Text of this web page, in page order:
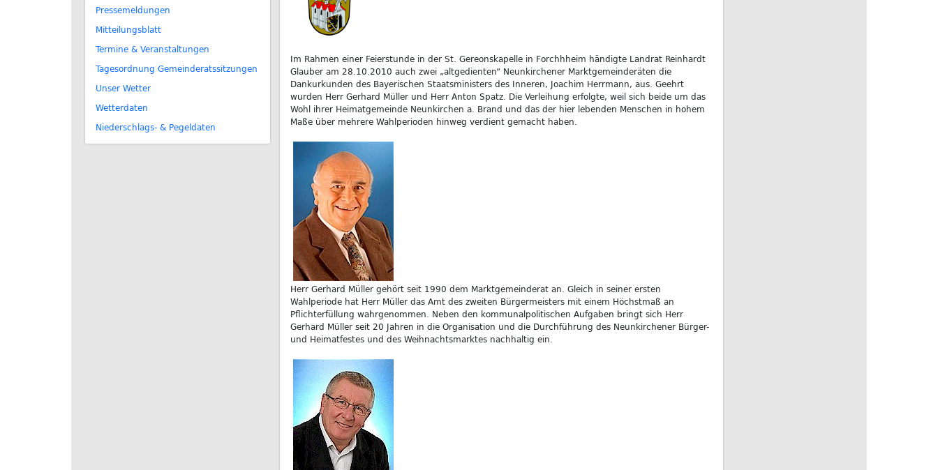
Pressemeldungen
Mitteilungsblatt
Termine & Veranstaltungen
Tagesordnung Gemeinderatssitzungen
Unser Wetter
Wetterdaten
Niederschlags- & Pegeldaten
Im Rahmen einer Feierstunde in der St. Gereonskapelle in Forchhheim händigte Landrat Reinhardt
Glauber am 28.10.2010 auch zwei „altgedienten“ Neunkirchener Marktgemeinderäten die
Dankurkunden des Bayerischen Staatsministers des Inneren, Joachim Herrmann, aus. Geehrt
wurden Herr Gerhard Müller und Herr Anton Spatz. Die Verleihung erfolgte, weil sich beide um das
Wohl ihrer Heimatgemeinde Neunkirchen a. Brand und das der hier lebenden Menschen in hohem
Maße über mehrere Wahlperioden hinweg verdient gemacht haben.
Herr Gerhard Müller gehört seit 1990 dem Marktgemeinderat an. Gleich in seiner ersten
Wahlperiode hat Herr Müller das Amt des zweiten Bürgermeisters mit einem Höchstmaß an
Pflichterfüllung wahrgenommen. Neben den kommunalpolitischen Aufgaben bringt sich Herr
Gerhard Müller seit 20 Jahren in die Organisation und die Durchführung des Neunkirchener Bürger-
und Heimatfestes und des Weihnachtsmarktes nachhaltig ein.